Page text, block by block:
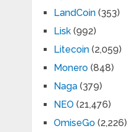
LandCoin(353)
Lisk(992)
Litecoin(2,059)
Monero(848)
Naga(379)
NEO (21,476)
OmiseGo(2,226)